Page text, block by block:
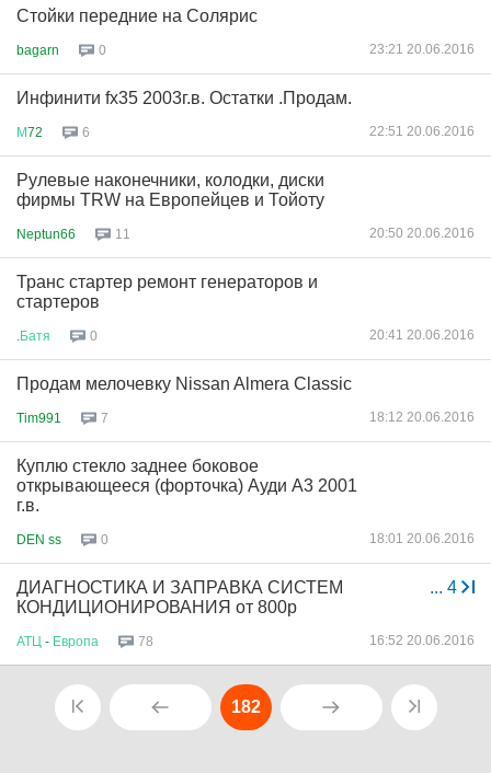
Стойки передние на Солярис
bagarn 0 23:21 20.06.2016
Инфинити fx35 2003г.в. Остатки .Продам.
М72 6 22:51 20.06.2016
Рулевые наконечники, колодки, диски
фирмы TRW на Европейцев и Тойоту
Neptun66 11 20:50 20.06.2016
Транс стартер ремонт генераторов и
стартеров
Батя 0 20:41 20.06.2016
Продам мелочевку Nissan Almera Classic
Tim991 7 18:12 20.06.2016
Куплю стекло заднее боковое
открывающееся (форточка) Ауди А3 2001
г.в.
DEN ss 0 18:01 20.06.2016
... 4
ДИАГНОСТИКА И ЗАПРАВКА СИСТЕМ
КОНДИЦИОНИРОВАНИЯ от 800р
АТЦ - Европа 78 16:52 20.06.2016
182